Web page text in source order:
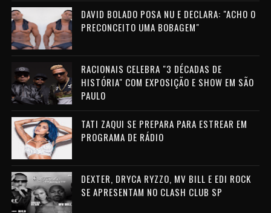
DAVID BOLADO POSA NU E DECLARA: "ACHO O
PRECONCEITO UMA BOBAGEM"
RACIONAIS CELEBRA "3 DÉCADAS DE
HISTÓRIA" COM EXPOSIÇÃO E SHOW EM SÃO
PAULO
TATI ZAQUI SE PREPARA PARA ESTREAR EM
PROGRAMA DE RÁDIO
DEXTER, DRYCA RYZZO, MV BILL E EDI ROCK
SE APRESENTAM NO CLASH CLUB SP